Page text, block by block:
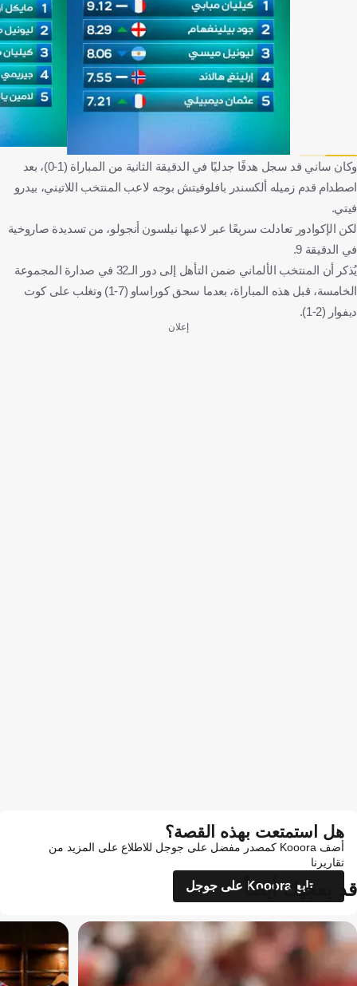
وكان ساني قد سجل هدفًا جدليًا في الدقيقة الثانية من المباراة (1-0)، بعد
اصطدام قدم زميله ألكسندر بافلوفيتش بوجه لاعب المنتخب اللاتيني، بيدرو
فيتي.
لكن الإكوادور تعادلت سريعًا عبر لاعبها نيلسون أنجولو، من تسديدة صاروخية
في الدقيقة 9.
يُذكر أن المنتخب الألماني ضمن التأهل إلى دور الـ32 في صدارة المجموعة
الخامسة، قبل هذه المباراة، بعدما سحق كوراساو (7-1) وتغلب على كوت
ديفوار (2-1).
إعلان
هل استمتعت بهذه القصة؟
أضف Kooora كمصدر مفضل على جوجل للاطلاع على المزيد من
تقاريرنا
تابع Kooora على جوجل
قد يعجبك أيضاً